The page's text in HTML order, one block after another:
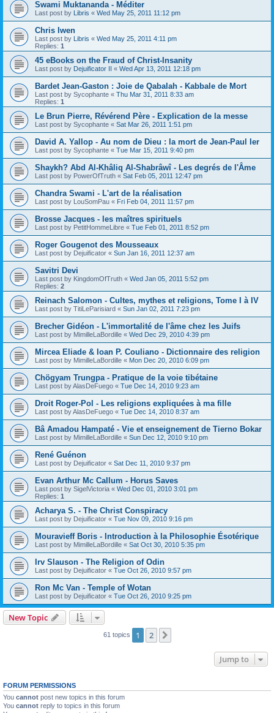
Swami Muktananda - Méditer
Last post by Libris « Wed May 25, 2011 11:12 pm
Chris Iwen
Last post by Libris « Wed May 25, 2011 4:11 pm
Replies: 1
45 eBooks on the Fraud of Christ-Insanity
Last post by Dejuificator II « Wed Apr 13, 2011 12:18 pm
Bardet Jean-Gaston : Joie de Qabalah - Kabbale de Mort
Last post by Sycophante « Thu Mar 31, 2011 8:33 am
Replies: 1
Le Brun Pierre, Révérend Père - Explication de la messe
Last post by Sycophante « Sat Mar 26, 2011 1:51 pm
David A. Yallop - Au nom de Dieu : la mort de Jean-Paul Ier
Last post by Sycophante « Tue Mar 15, 2011 9:40 pm
Shaykh? Abd Al-Khâliq Al-Shabrâwî - Les degrés de l'Âme
Last post by PowerOfTruth « Sat Feb 05, 2011 12:47 pm
Chandra Swami - L'art de la réalisation
Last post by LouSomPau « Fri Feb 04, 2011 11:57 pm
Brosse Jacques - les maîtres spirituels
Last post by PetitHommeLibre « Tue Feb 01, 2011 8:52 pm
Roger Gougenot des Mousseaux
Last post by Dejuificator « Sun Jan 16, 2011 12:37 am
Savitri Devi
Last post by KingdomOfTruth « Wed Jan 05, 2011 5:52 pm
Replies: 2
Reinach Salomon - Cultes, mythes et religions, Tome I à IV
Last post by TitiLeParisiard « Sun Jan 02, 2011 7:23 pm
Brecher Gidéon - L'immortalité de l'âme chez les Juifs
Last post by MimilleLaBordille « Wed Dec 29, 2010 4:39 pm
Mircea Eliade & Ioan P. Couliano - Dictionnaire des religion
Last post by MimilleLaBordille « Mon Dec 20, 2010 6:09 pm
Chögyam Trungpa - Pratique de la voie tibétaine
Last post byAlasDeFuego « Tue Dec 14, 2010 9:23 am
Droit Roger-Pol - Les religions expliquées à ma fille
Last post byAlasDeFuego « Tue Dec 14, 2010 8:37 am
Bâ Amadou Hampaté - Vie et enseignement de Tierno Bokar
Last post by MimilleLaBordille « Sun Dec 12, 2010 9:10 pm
René Guénon
Last post by Dejuificator « Sat Dec 11, 2010 9:37 pm
Evan Arthur Mc Callum - Horus Saves
Last post by SigelVictoria « Wed Dec 01, 2010 3:01 pm
Replies: 1
Acharya S. - The Christ Conspiracy
Last post by Dejuificator « Tue Nov 09, 2010 9:16 pm
Mouravieff Boris - Introduction à la Philosophie Ésotérique
Last post by MimilleLaBordille « Sat Oct 30, 2010 5:35 pm
Irv Slauson - The Religion of Odin
Last post by Dejuificator « Tue Oct 26, 2010 9:57 pm
Ron Mc Van - Temple of Wotan
Last post by Dejuificator « Tue Oct 26, 2010 9:25 pm
New Topic
61 topics 1 2
Jump to
FORUM PERMISSIONS
You cannot post new topics in this forum
You cannot reply to topics in this forum